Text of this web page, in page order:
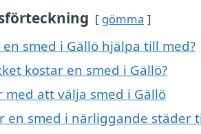
gömma
en smed i Gällö hjälpa till med?
kostar en smed i Gällö?
med att välja smed i Gällö
en smed i närliggande städer